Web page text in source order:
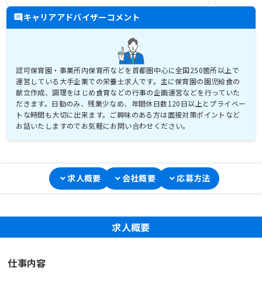
キャリアアドバイザーコメント
認可保育園・事業所内保育所などを首都圏中心に全国250箇所以上で
運営している大手企業での栄養士求人です。主に保育園の園児給食の
献立作成、調理をはじめ食育などの行事の企画運営などを行っていた
だきます。日勤のみ、残業少なめ、年間休日数120日以上とプライベー
トな時間も大切に出来ます。ご興味のある方は面接対策ポイントなど
お話いたしますのでお気軽にお問い合わせください。
求人概要 会社概要 応募方法
求人概要
仕事内容